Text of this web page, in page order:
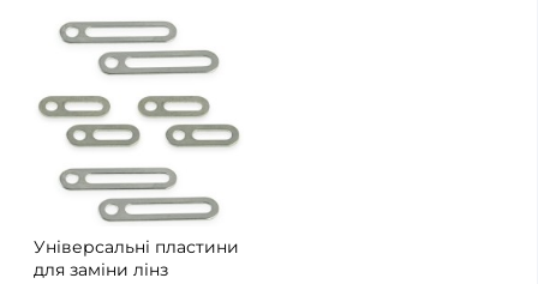
Універсальні пластини
для заміни лінз